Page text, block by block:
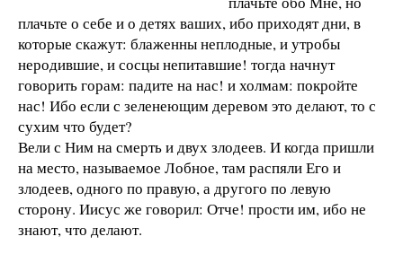
плачьте о себе и о детях ваших, ибо приходят дни, в
которые скажут: блаженны неплодные, и утробы
неродившие, и сосцы непитавшие! тогда начнут
говорить горам: падите на нас! и холмам: покройте
нас! Ибо если с зеленеющим деревом это делают, то с
сухим что будет?
Вели с Ним на смерть и двух злодеев. И когда пришли
на место, называемое Лобное, там распяли Его и
злодеев, одного по правую, а другого по левую
сторону. Иисус же говорил: Отче! прости им, ибо не
знают, что делают.